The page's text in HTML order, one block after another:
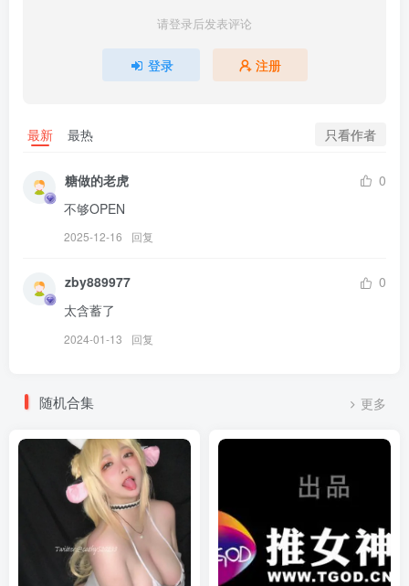
西园寺南歌 – NO.040 碧蓝航线 樫野比基尼[30P-251.9M]
[1.18]
西园寺南歌 – NO.039 碧蓝航线 樫野原皮[30P-258.6M]
[2026.1.8]
西园寺南歌 – NO.038 巫女本3套[79P-613M]
西园寺南歌 – NO.037 碧蓝航线 光辉旗袍[24P-139M]
[7.9]
西园寺南歌 – NO.034 魔太郎 恶魔 [20P-84MB]
西园寺南歌 – NO.033 魔太郎 圣诞 [46P-223MB]
请登录后发表评论
登录 注册
最新 最热 只看作者
糖做的老虎
0
不够OPEN
2025-12-16 回复
zby889977
0
太含蓄了
2024-01-13 回复
随机合集 更多